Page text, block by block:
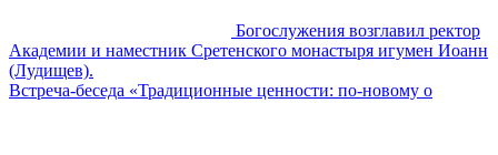
Богослужения возглавил ректор
Академии и наместник Сретенского монастыря игумен Иоанн
(Лудищев).
Встреча-беседа «Традиционные ценности: по-новому о